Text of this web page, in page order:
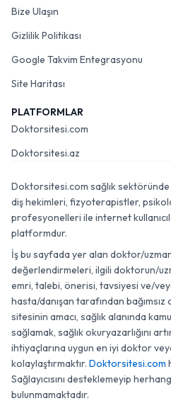
Bize Ulaşın
Gizlilik Politikası
Google Takvim Entegrasyonu
Site Haritası
PLATFORMLAR
Doktorsitesi.com
Doktorsitesi.az
Doktorsitesi.com sağlık
diş hekimleri, fizyoterapistler,
profesyonelleri ile internet
platformdur.
İş bu sayfada yer alan doktor/
değerlendirmeleri, ilgili doktorun/
emri, talebi, önerisi, tavsiyesi ve/
hasta/danışan tarafından bağımsız
sitesinin amacı, sağlık alanında
sağlamak, sağlık okuryazarlığını
ihtiyaçlarına uygun en iyi doktor
kolaylaştırmaktır. Doktorsitesi.com
Sağlayıcısını desteklemeyip
bulunmamaktadır.